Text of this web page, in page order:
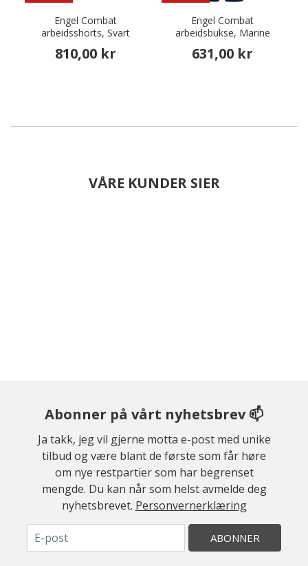
Engel Combat
arbeidsshorts, Svart
810,00 kr
Engel Combat
arbeidsbukse, Marine
631,00 kr
VÅRE KUNDER SIER
Abonner på vårt nyhetsbrev 📫
Ja takk, jeg vil gjerne motta e-post med unike
tilbud og være blant de første som får høre
om nye restpartier som har begrenset
mengde. Du kan når som helst avmelde deg
nyhetsbrevet. Personvernerklæring
ABONNER